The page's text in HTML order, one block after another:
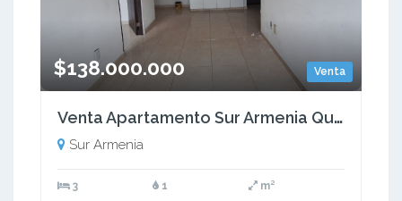
Venta
$138.000.000
Venta Apartamento Sur Armenia Quindío (COL). COD: 9398366
Sur Armenia
3 1 m²